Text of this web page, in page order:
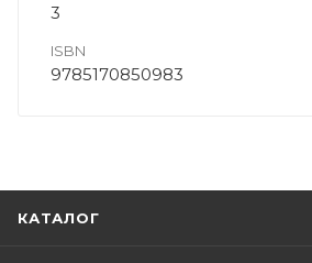
3
ISBN
9785170850983
КАТАЛОГ